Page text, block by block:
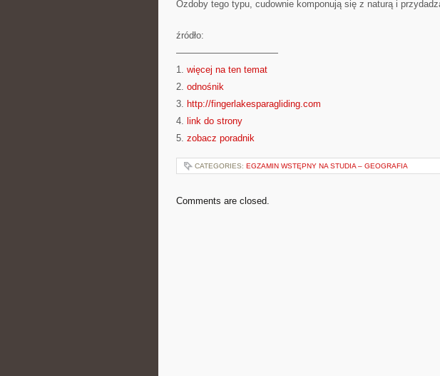
Ozdoby tego typu, cudownie komponują się z naturą i
źródło:
———————————
1. więcej na ten temat
2. odnośnik
3. http://fingerlakesparagliding.com
4. link do strony
5. zobacz poradnik
CATEGORIES: EGZAMIN WSTĘPNY NA STUDIA – GEOGRAFIA
Comments are closed.